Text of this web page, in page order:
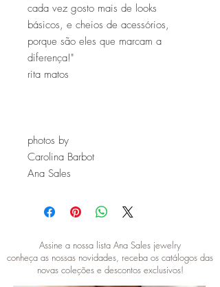
cada vez gosto mais de looks
básicos, e cheios de acessórios,
porque são eles que marcam a
diferença!"
rita matos
photos by
Carolina Barbot
Ana Sales
SUBSCRIBE
Assine a nossa lista Ana Sales jewelry
conheça as nossas novidades, receba os catálogos das
novas coleções e descontos exclusivos!